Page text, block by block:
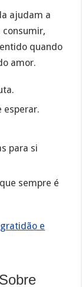
ajudam a
consumir,
quando
amor.
esperar.
para si
sempre é
e